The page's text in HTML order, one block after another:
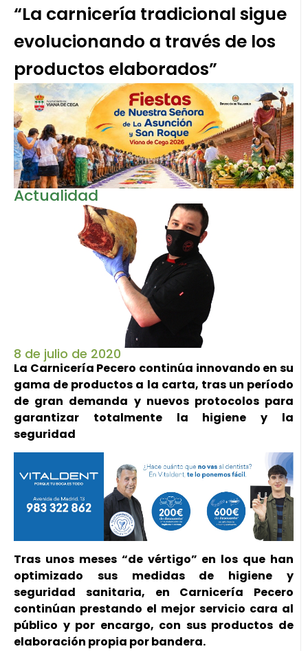
“La carnicería tradicional sigue
evolucionando a través de los
productos elaborados”
Actualidad
8 de julio de 2020
La Carnicería Pecero continúa innovando en su
gama de productos a la carta, tras un período
de gran demanda y nuevos protocolos para
garantizar totalmente la higiene y la
seguridad
Tras unos meses “de vértigo” en los que han
optimizado sus medidas de higiene y
seguridad sanitaria, en Carnicería Pecero
continúan prestando el mejor servicio cara al
público y por encargo, con sus productos de
elaboración propia por bandera.